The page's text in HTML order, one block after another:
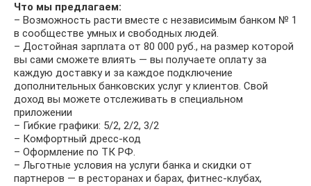
Что мы предлагаем:
– Возможность расти вместе с независимым банком № 1
в сообществе умных и свободных людей.
– Достойная зарплата от 80 000 руб., на размер которой
вы сами сможете влиять — вы получаете оплату за
каждую доставку и за каждое подключение
дополнительных банковских услуг у клиентов. Свой
доход вы можете отслеживать в специальном
приложении
– Гибкие графики: 5/2, 2/2, 3/2
– Комфортный дресс-код
– Оформление по ТК РФ.
– Льготные условия на услуги банка и скидки от
партнеров — в ресторанах и барах, фитнес-клубах,